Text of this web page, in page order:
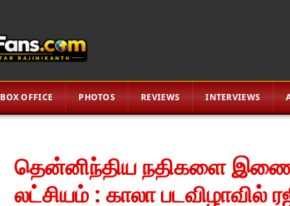
BOX OFFICE PHOTOS REVIEWS INTERVIEWS
தென்னிந்திய நதிகளை
லட்சியம் : காலா படவிழாவில்